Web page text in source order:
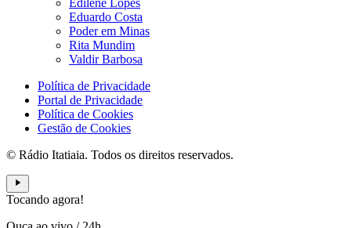
Edilene Lopes
Eduardo Costa
Poder em Minas
Rita Mundim
Valdir Barbosa
Política de Privacidade
Portal de Privacidade
Política de Cookies
Gestão de Cookies
© Rádio Itatiaia. Todos os direitos reservados.
Tocando agora!